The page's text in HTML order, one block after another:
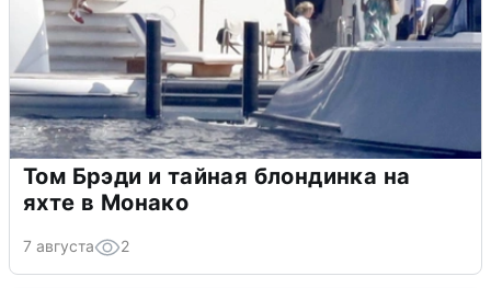
Том Брэди и тайная блондинка на
яхте в Монако
7 августа 2